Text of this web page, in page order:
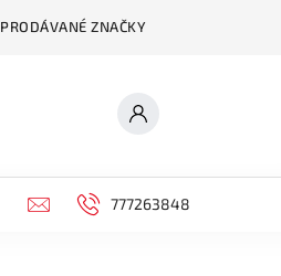
PRODÁVANÉ ZNAČKY
777263848